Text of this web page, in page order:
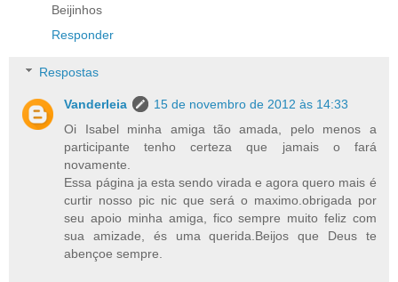
Beijinhos
Responder
Respostas
Vanderleia
15 de novembro de 2012 às 14:33
Oi Isabel minha amiga tão amada, pelo menos a
participante tenho certeza que jamais o fará
novamente.
Essa página ja esta sendo virada e agora quero mais é
curtir nosso pic nic que será o maximo.obrigada por
seu apoio minha amiga, fico sempre muito feliz com
sua amizade, és uma querida.Beijos que Deus te
abençoe sempre.